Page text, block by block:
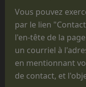
"Journées
familles, des
fêtes d'unité
Que le statut
Vous pouvez
par le lien
l'en-tête de la
un courriel à
en mentionnant
de contact, et